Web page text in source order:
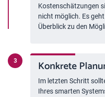
Kostenschätzungen
nicht möglich. Es
Überblick zu den
Konkrete
Im letzten Schritt
Ihres smarten